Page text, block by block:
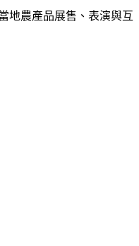
地農產品展售、表演與互